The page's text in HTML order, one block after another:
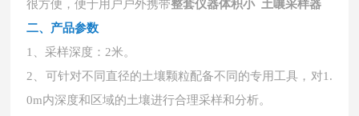
很方便，便于用户户外携带整套仪器体积小 土嚷采样器
二、 产品参数
1、采样深度：2米。
2、可针对不同直径的土壤颗粒配备不同的专用工具，对1.
0m内深度和区域的土壤进行合理采样和分析。